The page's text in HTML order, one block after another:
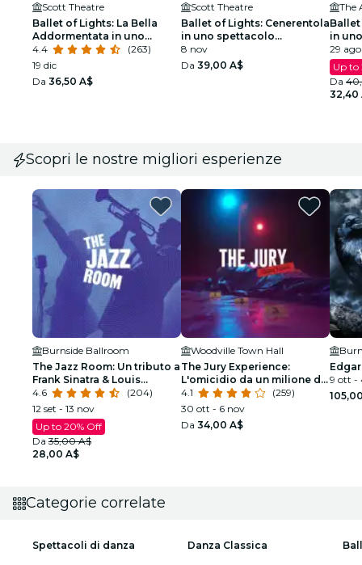
Scott Theatre
Ballet of Lights: La Bella
Addormentata in uno
spettacolo scintillante
4.4
(263)
19 dic
Da 36,50 A$
Scott Theatre
Ballet of Lights: Cenerentola
in uno spettacolo
scintillante
8 nov
Da 39,00 A$
The
in
29 ago
Up to
Da
32,40
Scopri le nostre migliori esperienze
Burnside Ballroom
The Jazz Room: Un tributo a
Frank Sinatra & Louis
Armstrong
4.6
(204)
12 set - 13 nov
Up to 20% Off
Da 35,00 A$
28,00 A$
Woodville Town Hall
The Jury Experience:
L'omicidio da un milione di
dollari
4.1
(259)
30 ott - 6 nov
Da 34,00 A$
9 ott -
Categorie correlate
Spettacoli di danza Danza Classica